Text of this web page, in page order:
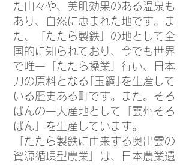
た山々や、美肌効果のある温泉も
あり、自然に恵まれた地です。ま
た、「たたら製鉄」の地として全
国的に知られており、今でも世界
で唯一「たたら操業」行い、日本
刀の原料となる｢玉鋼｣を生産して
いる歴史ある町です。また。そろ
ばんの一大産地として「雲州そろ
ばん」を生産しています。
「たたら製鉄に由来する奥出雲の
資源循環型農業」は、日本農業遺